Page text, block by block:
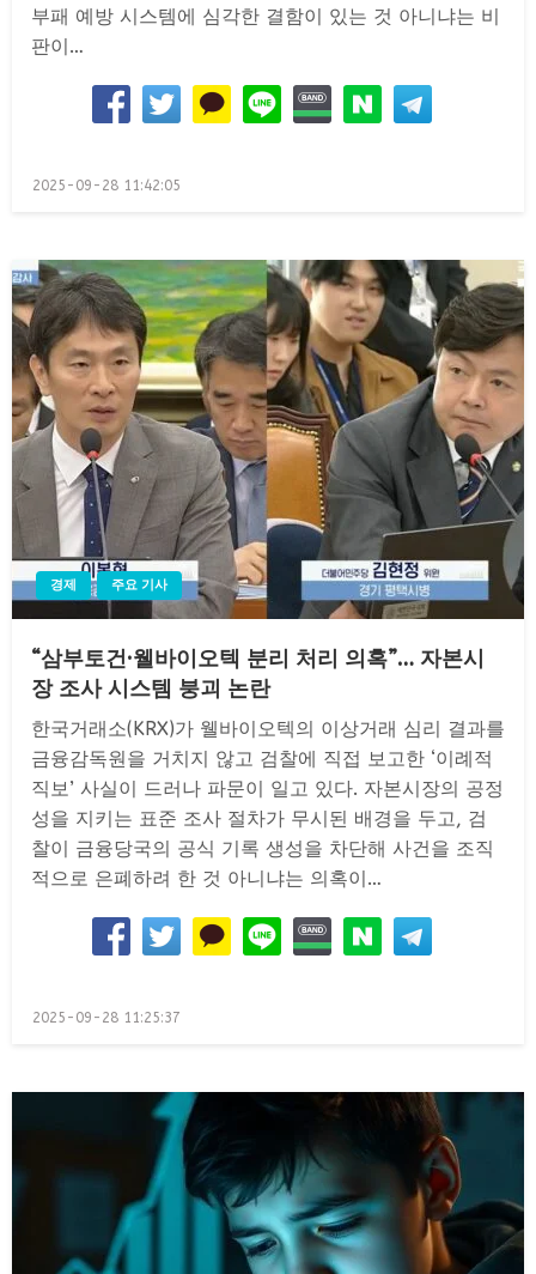
부패 예방 시스템에 심각한 결함이 있는 것 아니냐는 비
판이…
Posted
2025-09-28 11:42:05
경제 주요 기사
“삼부토건·웰바이오텍 분리 처리 의혹”… 자본시
장 조사 시스템 붕괴 논란
한국거래소(KRX)가 웰바이오텍의 이상거래 심리 결과를
금융감독원을 거치지 않고 검찰에 직접 보고한 ‘이례적
직보’ 사실이 드러나 파문이 일고 있다. 자본시장의 공정
성을 지키는 표준 조사 절차가 무시된 배경을 두고, 검
찰이 금융당국의 공식 기록 생성을 차단해 사건을 조직
적으로 은폐하려 한 것 아니냐는 의혹이…
Posted
2025-09-28 11:25:37